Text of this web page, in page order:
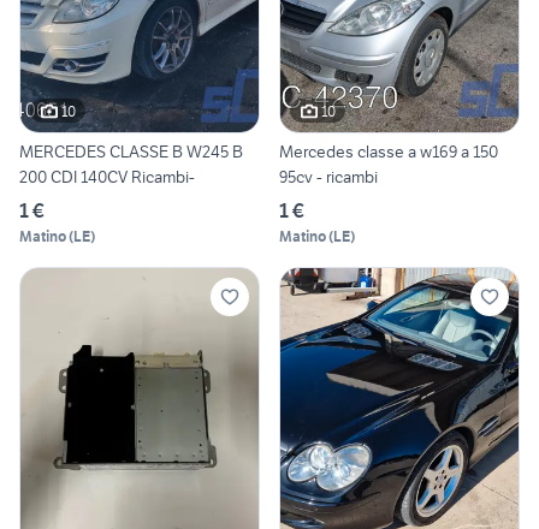
10
MERCEDES CLASSE B W245 B
200 CDI 140CV Ricambi-
1 €
Matino(LE)
10
Mercedes classe a w169 a 150
95cv - ricambi
1 €
Matino(LE)